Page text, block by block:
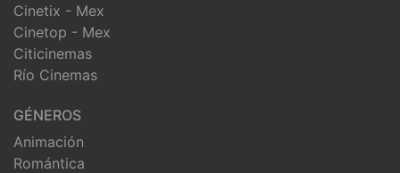
Cinetix - Mex
Cinetop - Mex
Citicinemas
Río Cinemas
GÉNEROS
Animación
Romántica